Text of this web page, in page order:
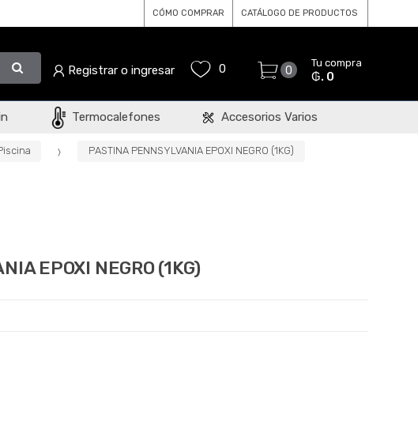
CÓMO COMPRAR CATÁLOGO DE PRODUCTOS
Registrar o ingresar 0 0
Tu compra
₲. 0
Termocalefones Accesorios Varios
PASTINA PENNSYLVANIA EPOXI NEGRO (1KG)
EPOXI NEGRO (1KG)